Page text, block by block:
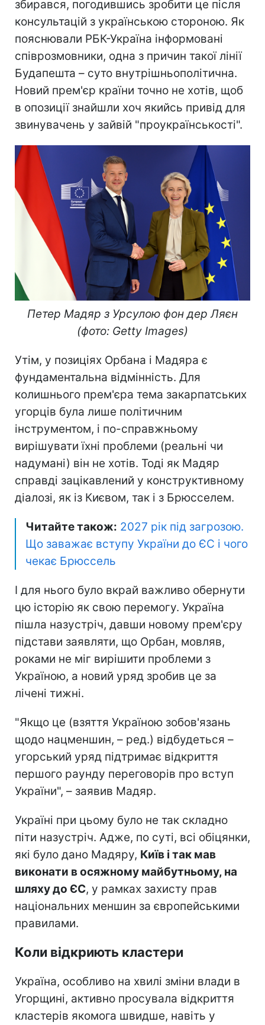
збирався, погодившись зробити це після
консультацій з українською стороною. Як
пояснювали РБК-Україна інформовані
співрозмовники, одна з причин такої лінії
Будапешта – суто внутрішньополітична.
Новий прем'єр країни точно не хотів, щоб
в опозиції знайшли хоч якийсь привід для
звинувачень у зайвій "проукраїнськості".
Петер Мадяр з Урсулою фон дер Ляєн
(фото: Getty Images)
Утім, у позиціях Орбана і Мадяра є
фундаментальна відмінність. Для
колишнього прем'єра тема закарпатських
угорців була лише політичним
інструментом, і по-справжньому
вирішувати їхні проблеми (реальні чи
надумані) він не хотів. Тоді як Мадяр
справді зацікавлений у конструктивному
діалозі, як із Києвом, так і з Брюсселем.
Читайте також: 2027 рік під загрозою.
Що заважає вступу України до ЄС і чого
чекає Брюссель
І для нього було вкрай важливо обернути
цю історію як свою перемогу. Україна
пішла назустріч, давши новому прем'єру
підстави заявляти, що Орбан, мовляв,
роками не міг вирішити проблеми з
Україною, а новий уряд зробив це за
лічені тижні.
"Якщо це (взяття Україною зобов'язань
щодо нацменшин, – ред.) відбудеться –
угорський уряд підтримає відкриття
першого раунду переговорів про вступ
України", – заявив Мадяр.
Україні при цьому було не так складно
піти назустріч. Адже, по суті, всі обіцянки,
які було дано Мадяру, Київ і так мав
виконати в осяжному майбутньому, на
шляху до ЄС, у рамках захисту прав
національних меншин за європейськими
правилами.
Коли відкриють кластери
Україна, особливо на хвилі зміни влади в
Угорщині, активно просувала відкриття
кластерів якомога швидше, навіть у